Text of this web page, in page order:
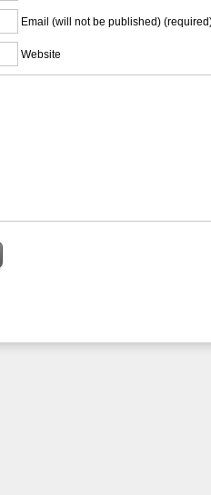
Email (will not be published)
Website